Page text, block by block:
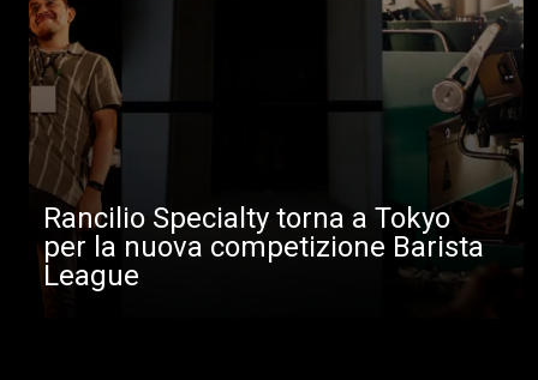
Rancilio Specialty torna a Tokyo
per la nuova competizione Barista
League